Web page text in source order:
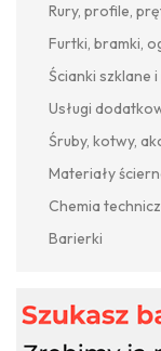
Rury, profile,
Furtki, bramki,
Ścianki szklane
Usługi
Śruby, kotwy,
Materiały
Chemia
Barierki